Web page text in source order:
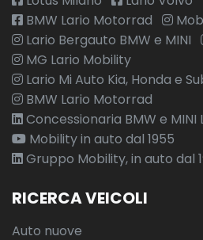
BMW Lario Motorrad
Lario Bergauto BMW e MINI
MG Lario Mobility
Lario Mi Auto Kia, Honda e
BMW Lario Motorrad
Concessionaria BMW e MINI
Mobility in auto dal 1955
Gruppo Mobility, in auto dal
RICERCA VEICOLI
Auto nuove